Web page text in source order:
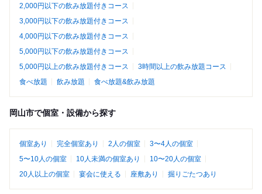
2,000円以下の飲み放題付きコース
3,000円以下の飲み放題付きコース
4,000円以下の飲み放題付きコース
5,000円以下の飲み放題付きコース
5,000円以上の飲み放題付きコース
3時間以上の飲み放題コース
食べ放題
飲み放題 食べ放題&飲み放題
岡山市で個室・設備から探す
個室あり 完全個室あり 2人の個室
3〜4人の個室
5〜10人の個室
10人未満の個室あり
10〜20人の個室
20人以上の個室
宴会に使える 座敷あり 掘りごたつあり